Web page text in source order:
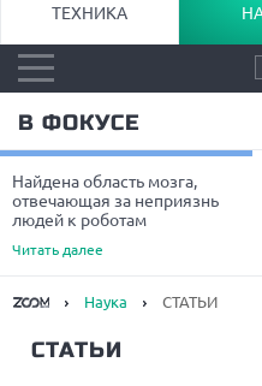
ТЕХНИКА
В ФОКУСЕ
Найдена область мозга,
отвечающая за неприязнь
людей к роботам
Читать далее
Наука СТАТЬИ
СТАТЬИ